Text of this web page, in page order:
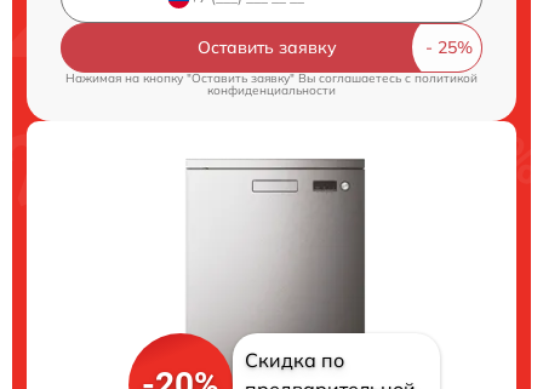
Оставить заявку
Нажимая на кнопку "Оставить заявку" Вы соглашаетесь cполитикой
конфиденциальности
Скидка по